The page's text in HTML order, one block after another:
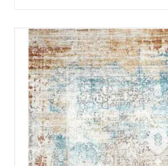
Recibir mi oferta